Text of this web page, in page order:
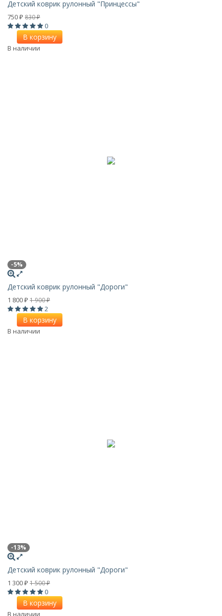
Детский коврик рулонный "Принцессы"
750 ₽ 830₽
0
В корзину
В наличии
-5%
Детский коврик рулонный "Дороги"
1 800 ₽ 1 900₽
2
В корзину
В наличии
-13%
Детский коврик рулонный "Дороги"
1 300 ₽ 1 500₽
0
В корзину
В наличии